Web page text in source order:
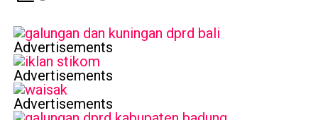
Advertisements
Advertisements
Advertisements